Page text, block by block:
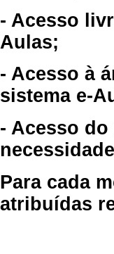
- Acesso
Aulas;
- Acesso à
sistema e-
- Acesso
Para cada
atribuídas